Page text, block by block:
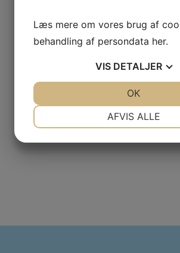
LÆS MERE
Læs mere om vores brug af
behandling af persondata her.
VIS DETALJER
AFVIS ALLE
OK